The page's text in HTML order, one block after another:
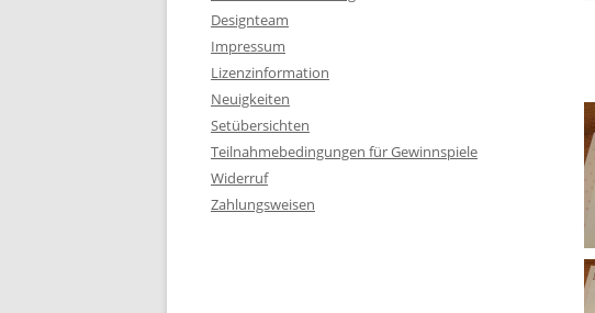
Designteam
Impressum
Lizenzinformation
Neuigkeiten
Setübersichten
Teilnahmebedingungen für Gewinnspiele
Widerruf
Zahlungsweisen